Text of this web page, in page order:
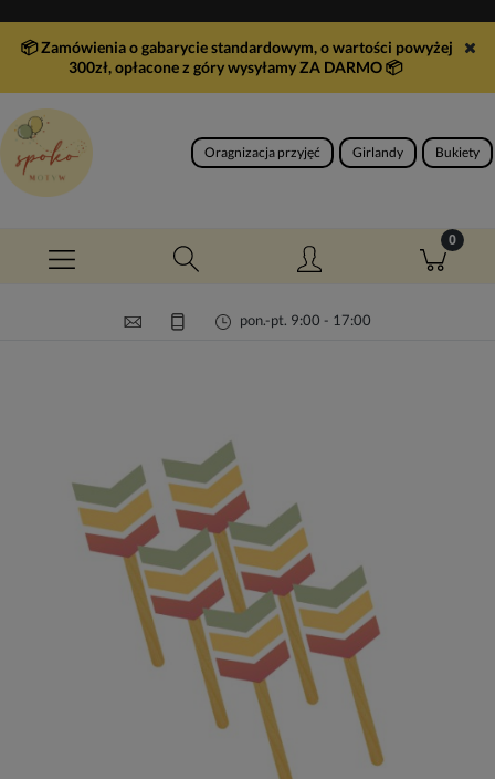
📦 Zamówienia o gabarycie standardowym, o wartości powyżej
300zł, opłacone z góry wysyłamy ZA DARMO📦
Oragnizacja przyjęć Girlandy Bukiety
pon.-pt. 9:00 - 17:00